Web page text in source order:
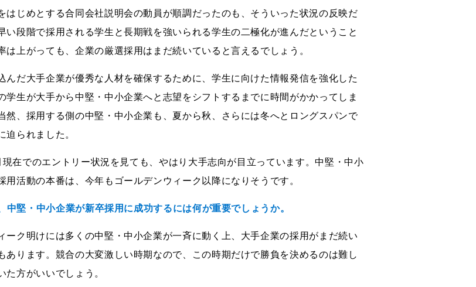
はじめとする合同会社説明会の動員が順調だったのも、そういった状況の反映だ
い段階で採用される学生と長期戦を強いられる学生の二極化が進んだということ
は上がっても、企業の厳選採用はまだ続いていると言えるでしょう。
んだ大手企業が優秀な人材を確保するために、学生に向けた情報発信を強化した
学生が大手から中堅・中小企業へと志望をシフトするまでに時間がかかってしま
然、採用する側の中堅・中小企業も、夏から秋、さらには冬へとロングスパンで
迫られました。
現在でのエントリー状況を見ても、やはり大手志向が目立っています。中堅・中小
用活動の本番は、今年もゴールデンウィーク以降になりそうです。
中堅・中小企業が新卒採用に成功するには何が重要でしょうか。
ーク明けには多くの中堅・中小企業が一斉に動く上、大手企業の採用がまだ続い
あります。競合の大変激しい時期なので、この時期だけで勝負を決めるのは難し
た方がいいでしょう。